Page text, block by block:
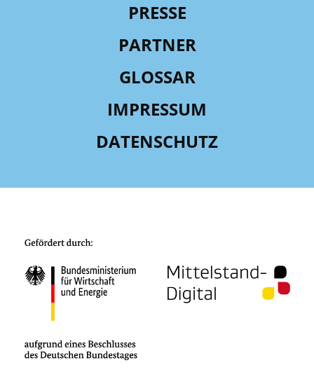
PRESSE
PARTNER
GLOSSAR
IMPRESSUM
DATENSCHUTZ